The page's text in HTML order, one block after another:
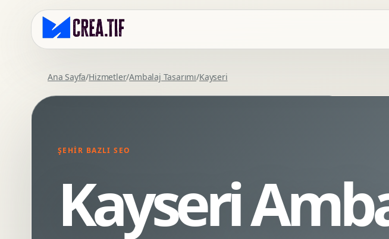
Kurumsal Web Tasarim
SEO Uyumlu Web Tasarim
Webflow Web Tasarim
Framer Web Tasarim
Kurumsal Site Yenileme
Dashboard UI Tasarimi
Conversion UX Optimizasyonu
Ofis Ici Gorsel Kimlik
Kurumsal Katalog Tasarimi
Ana Sayfa/Hizmetler/Ambalaj Tasarımı/Kayseri
ŞEHIR BAZLI SEO
Kayseri